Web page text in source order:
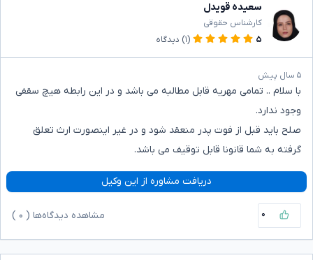
سعیده قویدل
کارشناس حقوقی
۵
(۱) دیدگاه
۵ سال پیش
با سلام .. تمامی مهریه قابل مطالبه می باشد و در این رابطه هیچ سقفی
وجود ندارد.
صلح باید قبل از فوت پدر منعقد شود و در غیر اینصورت ارث تعلق
گرفته به شما قانونا قابل توقیف می باشد.
دریافت مشاوره از این وکیل
۰ مشاهده دیدگاه‌ها ( ۰